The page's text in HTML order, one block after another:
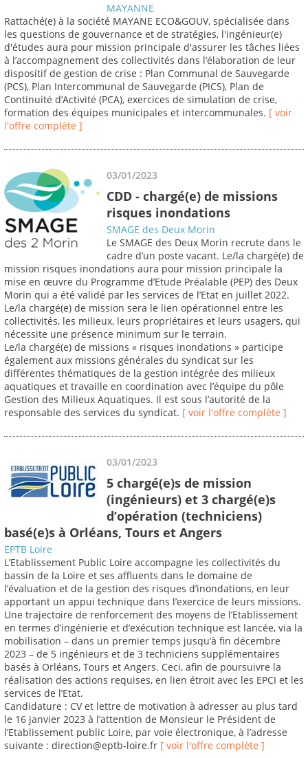
MAYANNE
Rattaché(e) à la société MAYANE ECO&GOUV, spécialisée dans
les questions de gouvernance et de stratégies, l'ingénieur(e)
d'études aura pour mission principale d'assurer les tâches liées
à l’accompagnement des collectivités dans l’élaboration de leur
dispositif de gestion de crise : Plan Communal de Sauvegarde
(PCS), Plan Intercommunal de Sauvegarde (PICS), Plan de
Continuité d’Activité (PCA), exercices de simulation de crise,
formation des équipes municipales et intercommunales. [ voir
l'offre complète ]
03/01/2023
CDD - chargé(e) de missions
risques inondations
SMAGE des Deux Morin
Le SMAGE des Deux Morin recrute dans le
cadre d’un poste vacant. Le/la chargé(e) de
mission risques inondations aura pour mission principale la
mise en œuvre du Programme d’Etude Préalable (PEP) des Deux
Morin qui a été validé par les services de l’Etat en juillet 2022.
Le/la chargé(e) de mission sera le lien opérationnel entre les
collectivités, les milieux, leurs propriétaires et leurs usagers, qui
nécessite une présence minimum sur le terrain.
Le/la chargé(e) de missions « risques inondations » participe
également aux missions générales du syndicat sur les
différentes thématiques de la gestion intégrée des milieux
aquatiques et travaille en coordination avec l’équipe du pôle
Gestion des Milieux Aquatiques. Il est sous l’autorité de la
responsable des services du syndicat. [ voir l'offre complète ]
03/01/2023
5 chargé(e)s de mission
(ingénieurs) et 3 chargé(e)s
d’opération (techniciens)
basé(e)s à Orléans, Tours et Angers
EPTB Loire
L’Etablissement Public Loire accompagne les collectivités du
bassin de la Loire et ses affluents dans le domaine de
l’évaluation et de la gestion des risques d’inondations, en leur
apportant un appui technique dans l’exercice de leurs missions.
Une trajectoire de renforcement des moyens de l’Etablissement
en termes d’ingénierie et d’exécution technique est lancée, via la
mobilisation – dans un premier temps jusqu’à fin décembre
2023 – de 5 ingénieurs et de 3 techniciens supplémentaires
basés à Orléans, Tours et Angers. Ceci, afin de poursuivre la
réalisation des actions requises, en lien étroit avec les EPCI et les
services de l’Etat.
Candidature : CV et lettre de motivation à adresser au plus tard
le 16 janvier 2023 à l’attention de Monsieur le Président de
l’Etablissement public Loire, par voie électronique, à l’adresse
suivante : direction@eptb-loire.fr [ voir l'offre complète ]